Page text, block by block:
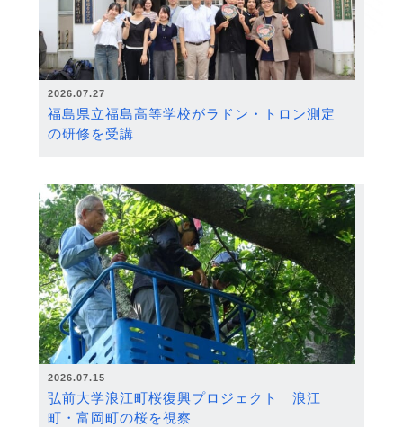
2026.07.27
福島県立福島高等学校がラドン・トロン測定
の研修を受講
2026.07.15
弘前大学浪江町桜復興プロジェクト 浪江
町・富岡町の桜を視察